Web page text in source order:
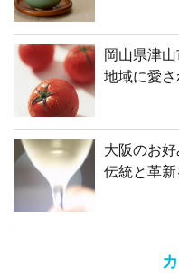
岡山県津
地域に愛
大阪のお
伝統と革